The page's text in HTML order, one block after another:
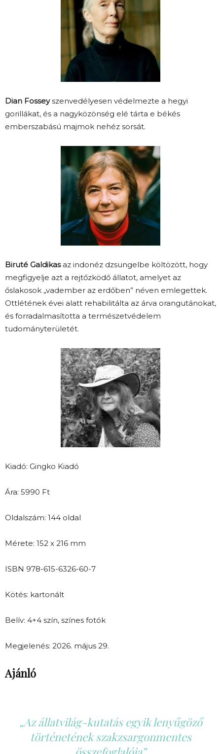
Dian Fosseyszenvedélyesen védelmezte a hegyi
gorillákat, és a nagyközönség elé tárta e békés
emberszabású majmok nehéz sorsát.
Biruté Galdikasaz indonéz dzsungelbe költözött, hogy
megfigyelje azt a rejtőzködő állatot, amelyet az
őslakosok „vadember az erdőben” néven emlegettek.
Ottlétének évei alatt rehabilitálta az árva orangutánokat,
és forradalmasította a természetvédelem
tudományterületét.
Kiadó: Gingko Kiadó
Ára: 5990 Ft
Oldalszám: 144 oldal
Mérete: 152 x 216 mm
ISBN 978-615-6326-60-7
Kötés: kartonált
Belív: 4+4 szín, színes fotók
Megjelenés: 2026. május 29.
Ajánló
„Az állatvilág-kutatás egyik lenyűgöző
történetének szakzsargonmentes